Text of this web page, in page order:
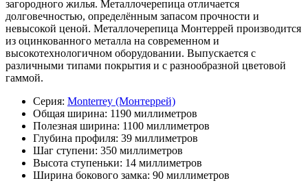
загородного жилья. Металлочерепица отличается
долговечностью, определённым запасом прочности и
невысокой ценой. Металлочерепица Монтеррей производится
из оцинкованного металла на современном и
высокотехнологичном оборудовании. Выпускается с
различными типами покрытия и с разнообразной цветовой
гаммой.
Серия: Monterrey (Монтеррей)
Общая ширина: 1190 миллиметров
Полезная ширина: 1100 миллиметров
Глубина профиля: 39 миллиметров
Шаг ступени: 350 миллиметров
Высота ступеньки: 14 миллиметров
Ширина бокового замка: 90 миллиметров